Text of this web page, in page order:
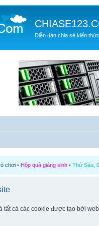
Diễn đàn chia sẻ kiến thức
chơi • Hộp quà giáng sinh • Thứ Sáu,
tất cả các cookie được tạo bởi